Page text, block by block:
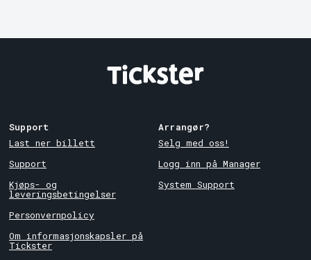
Support
Last ner billett
Support
Kjøps- og
leveringsbetingelser
Personvernpolicy
Om informasjonskapsler på
Tickster
Arrangør?
Selg med oss!
Logg inn på Manager
System Support